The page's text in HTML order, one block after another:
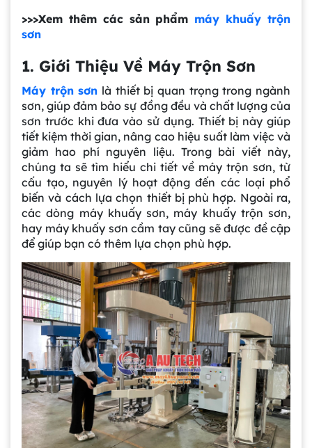
>>>Xem thêm các sản phẩm máy khuấy trộn
sơn
1. Giới Thiệu Về Máy Trộn Sơn
Máy trộn sơn là thiết bị quan trọng trong ngành
sơn, giúp đảm bảo sự đồng đều và chất lượng của
sơn trước khi đưa vào sử dụng. Thiết bị này giúp
tiết kiệm thời gian, nâng cao hiệu suất làm việc và
giảm hao phí nguyên liệu. Trong bài viết này,
chúng ta sẽ tìm hiểu chi tiết về máy trộn sơn, từ
cấu tạo, nguyên lý hoạt động đến các loại phổ
biến và cách lựa chọn thiết bị phù hợp. Ngoài ra,
các dòng máy khuấy sơn, máy khuấy trộn sơn,
hay máy khuấy sơn cầm tay cũng sẽ được đề cập
để giúp bạn có thêm lựa chọn phù hợp.